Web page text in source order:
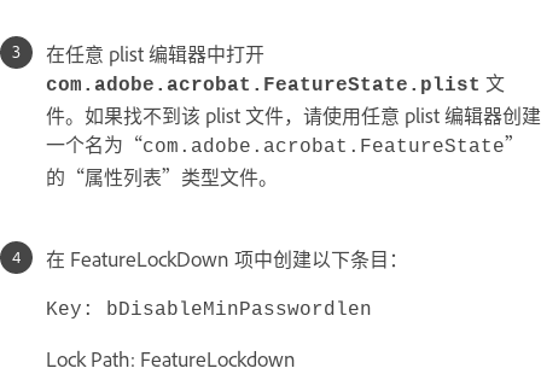
在任意 plist 编辑器中打开
com.adobe.acrobat.FeatureState.plist 文
件。如果找不到该 plist 文件，请使用任意 plist 编辑器创建
一个名为“com.adobe.acrobat.FeatureState”
的“属性列表”类型文件。
在 FeatureLockDown 项中创建以下条目：
Key: bDisableMinPasswordlen
Lock Path: FeatureLockdown